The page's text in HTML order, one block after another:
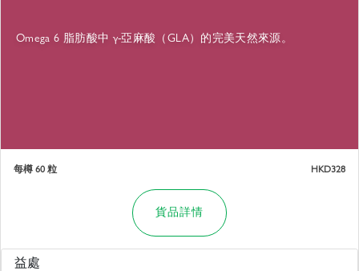
Omega 6 脂肪酸中 γ-亞麻酸（GLA）的完美天然來源。
每樽 60 粒 HKD328
貨品詳情
益處